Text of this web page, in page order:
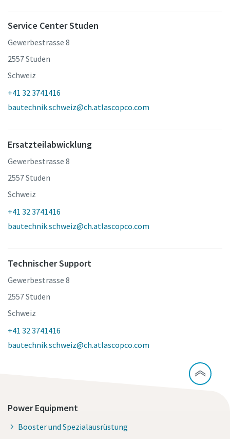
Service Center Studen
Gewerbestrasse 8
2557 Studen
Schweiz
+41 32 3741416
bautechnik.schweiz@ch.atlascopco.com
Ersatzteilabwicklung
Gewerbestrasse 8
2557 Studen
Schweiz
+41 32 3741416
bautechnik.schweiz@ch.atlascopco.com
Technischer Support
Gewerbestrasse 8
2557 Studen
Schweiz
+41 32 3741416
bautechnik.schweiz@ch.atlascopco.com
Power Equipment
Booster und Spezialausrüstung